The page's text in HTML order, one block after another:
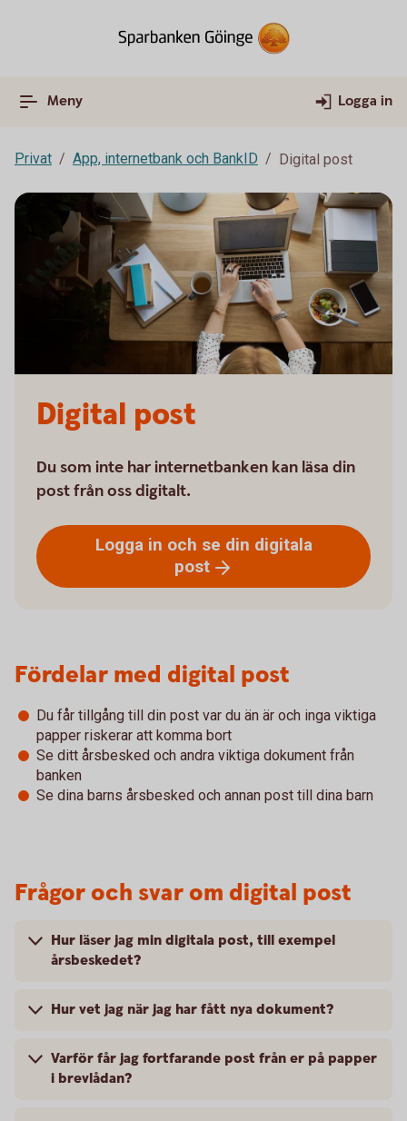
Meny Logga in
Privat App, internetbank och BankID Digital post
Digital post
Du som inte har internetbanken kan läsa din
post från oss digitalt.
Logga in och se din digitala
post
Fördelar med digital post
Du får tillgång till din post var du än är och inga viktiga
papper riskerar att komma bort
Se ditt årsbesked och andra viktiga dokument från
banken
Se dina barns årsbesked och annan post till dina barn
Frågor och svar om digital post
Hur läser jag min digitala post, till exempel
årsbeskedet?
Hur vet jag när jag har fått nya dokument?
Varför får jag fortfarande post från er på papper
i brevlådan?